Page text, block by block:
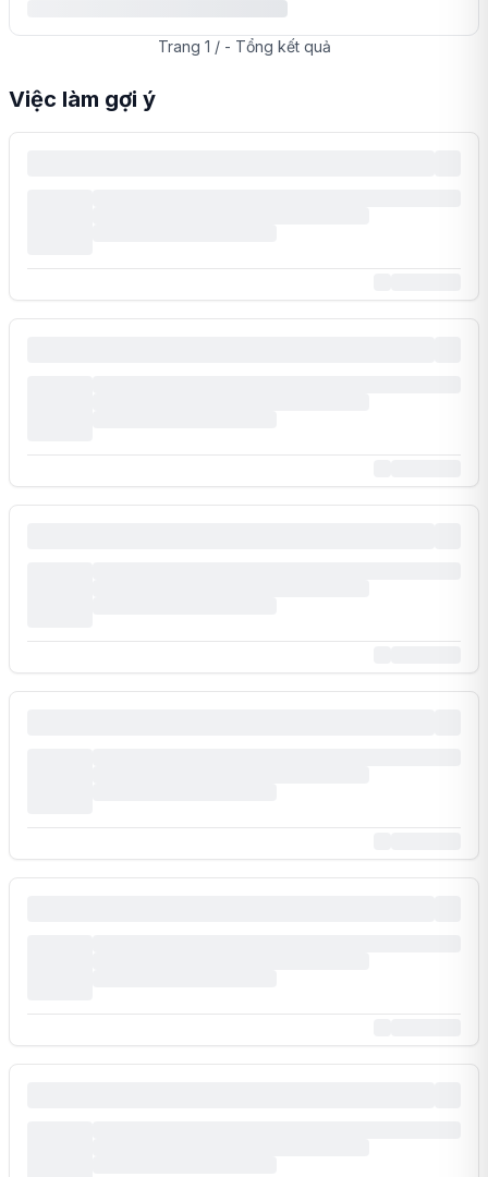
Trang 1 / - Tổng kết quả
Việc làm gợi ý